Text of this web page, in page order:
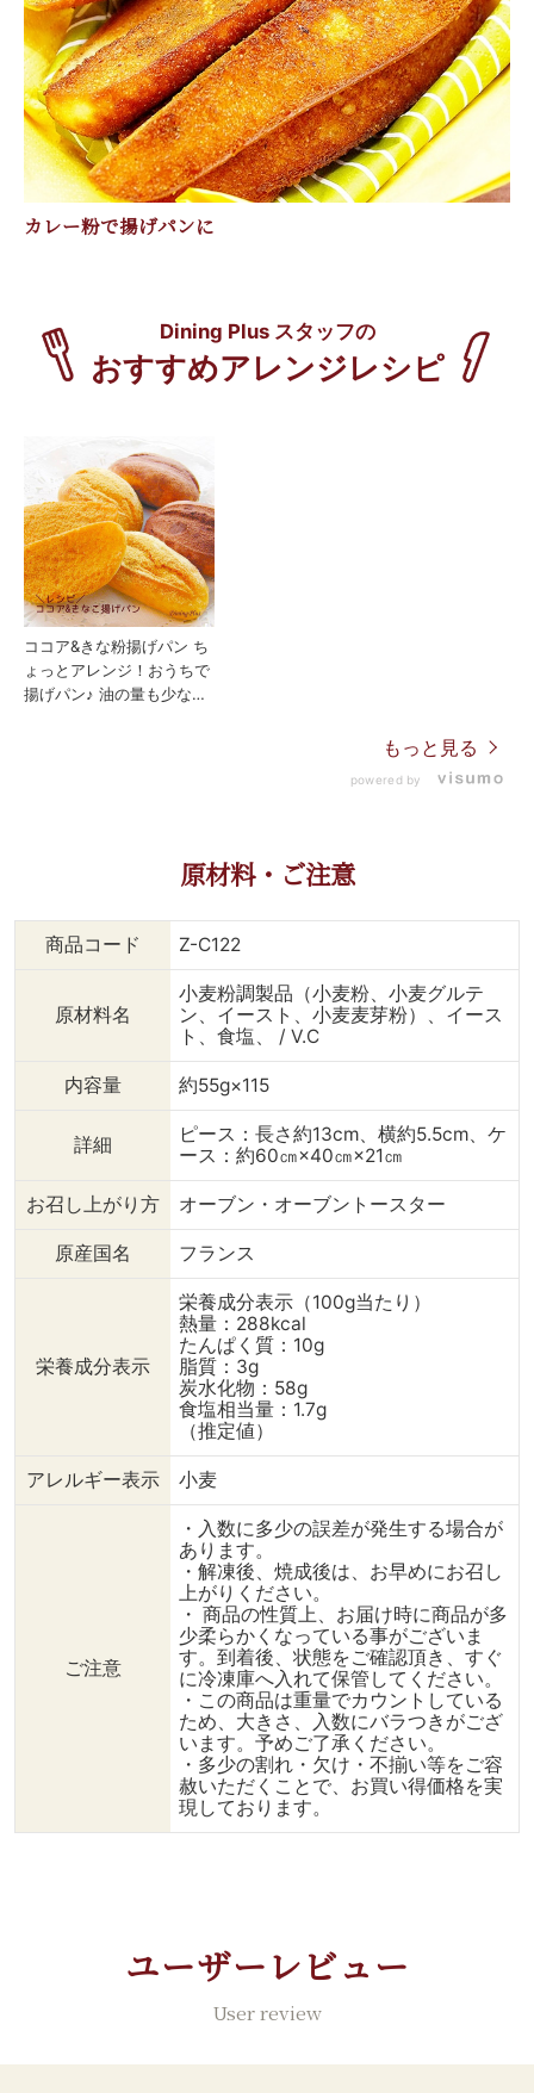
カレー粉で揚げパンに
ココア&きな粉揚げパン ち
ょっとアレンジ！おうちで
揚げパン♪ 油の量も少なめ
間があるときにぜひお試し
コア＆きなこ揚げパン》
【材料】（２～３人分）
・プチパン 5個 ・
コオアパウダー 適量 ・
きな粉 適量 ・
揚げ油 500ml
【調理手順】 ①180℃の
少なめの油で、プチパンを
片面ずつ揚げる。 ②キツ
ネ色に揚がったら、パンに
ココアパウダーまたはきな
粉をふるってまぶす。
③※食べやすいようにパン
を半分にカットしてから、
揚げて粉おまぶしても〇！
. #ダイニングプラス#美味
しいもの#おとりよせ#通販
#輸入食材#海外#食品#グ
ルメ #食べることが好き#
料理好きな人つながりたい
#instafood#暮らしを愉し
む #おうちごはん#おうち
カフェ#おうち時間#おこも
り生活#気分転換#冷凍食品
#おうちバル #簡単#レシピ
#簡単アレンジ#スワイプし
てね#パイ#お菓子づくり#
おやつタイム#冷凍パン#揚
げパン #スワイプレシピ .
グルメな食品をご自宅ま
で。 くわしくはこちら＞
＞ @dining_plus
もっと見る
powered by
原材料・ご注意
商品コード Z-C122
原材料名
小麦粉調製品（小麦粉、小麦グルテ
ン、イースト、小麦麦芽粉）、イース
ト、食塩、 / V.C
内容量 約55g×115
詳細
ピース：長さ約13cm、横約5.5cm、ケ
ース：約60㎝×40㎝×21㎝
お召し上がり方 オーブン・オーブントースター
原産国名 フランス
栄養成分表示
栄養成分表示（100g当たり）
熱量：288kcal
たんぱく質：10g
脂質：3g
炭水化物：58g
食塩相当量：1.7g
（推定値）
アレルギー表示 小麦
ご注意
・入数に多少の誤差が発生する場合が
あります。
・解凍後、焼成後は、お早めにお召し
上がりください。
・ 商品の性質上、お届け時に商品が多
少柔らかくなっている事がございま
す。到着後、状態をご確認頂き、すぐ
に冷凍庫へ入れて保管してください。
・この商品は重量でカウントしている
ため、大きさ、入数にバラつきがござ
います。予めご了承ください。
・多少の割れ・欠け・不揃い等をご容
赦いただくことで、お買い得価格を実
現しております。
ユーザーレビュー
User review